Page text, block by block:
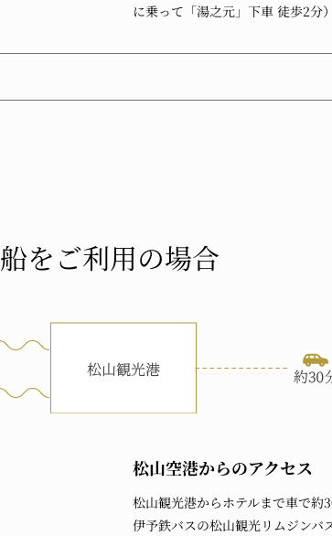
に乗って「湯之元」下車 徒歩2分）
船をご利用の場合
松山空港からのアクセス
松山観光港からホテルまで車で約
伊予鉄バスの松山観光リムジンバ